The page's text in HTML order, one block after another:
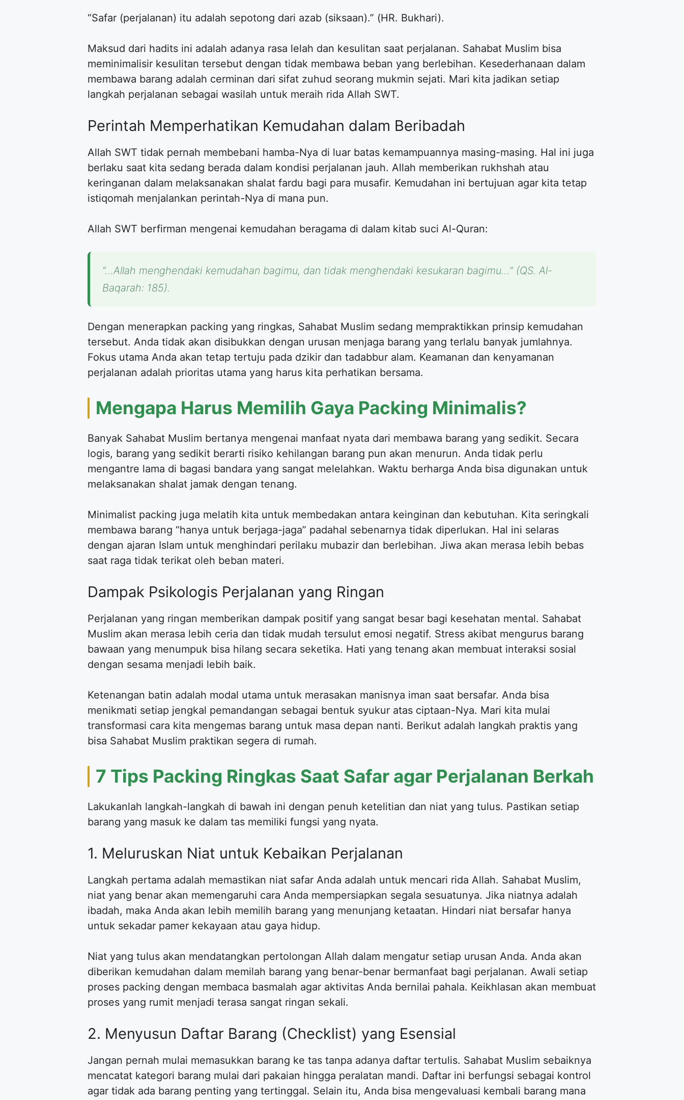
“Safar (perjalanan) itu adalah sepotong dari azab (siksaan).” (HR. Bukhari).
Maksud dari hadits ini adalah adanya rasa lelah dan kesulitan saat perjalanan. Sahabat Muslim bisa
meminimalisir kesulitan tersebut dengan tidak membawa beban yang berlebihan. Kesederhanaan dalam
membawa barang adalah cerminan dari sifat zuhud seorang mukmin sejati. Mari kita jadikan setiap
langkah perjalanan sebagai wasilah untuk meraih rida Allah SWT.
Perintah Memperhatikan Kemudahan dalam Beribadah
Allah SWT tidak pernah membebani hamba-Nya di luar batas kemampuannya masing-masing. Hal ini juga
berlaku saat kita sedang berada dalam kondisi perjalanan jauh. Allah memberikan rukhshah atau
keringanan dalam melaksanakan shalat fardu bagi para musafir. Kemudahan ini bertujuan agar kita tetap
istiqomah menjalankan perintah-Nya di mana pun.
Allah SWT berfirman mengenai kemudahan beragama di dalam kitab suci Al-Quran:
“…Allah menghendaki kemudahan bagimu, dan tidak menghendaki kesukaran bagimu…” (QS. Al-
Baqarah: 185).
Dengan menerapkan packing yang ringkas, Sahabat Muslim sedang mempraktikkan prinsip kemudahan
tersebut. Anda tidak akan disibukkan dengan urusan menjaga barang yang terlalu banyak jumlahnya.
Fokus utama Anda akan tetap tertuju pada dzikir dan tadabbur alam. Keamanan dan kenyamanan
perjalanan adalah prioritas utama yang harus kita perhatikan bersama.
Mengapa Harus Memilih Gaya Packing Minimalis?
Banyak Sahabat Muslim bertanya mengenai manfaat nyata dari membawa barang yang sedikit. Secara
logis, barang yang sedikit berarti risiko kehilangan barang pun akan menurun. Anda tidak perlu
mengantre lama di bagasi bandara yang sangat melelahkan. Waktu berharga Anda bisa digunakan untuk
melaksanakan shalat jamak dengan tenang.
Minimalist packing juga melatih kita untuk membedakan antara keinginan dan kebutuhan. Kita seringkali
membawa barang “hanya untuk berjaga-jaga” padahal sebenarnya tidak diperlukan. Hal ini selaras
dengan ajaran Islam untuk menghindari perilaku mubazir dan berlebihan. Jiwa akan merasa lebih bebas
saat raga tidak terikat oleh beban materi.
Dampak Psikologis Perjalanan yang Ringan
Perjalanan yang ringan memberikan dampak positif yang sangat besar bagi kesehatan mental. Sahabat
Muslim akan merasa lebih ceria dan tidak mudah tersulut emosi negatif. Stress akibat mengurus barang
bawaan yang menumpuk bisa hilang secara seketika. Hati yang tenang akan membuat interaksi sosial
dengan sesama menjadi lebih baik.
Ketenangan batin adalah modal utama untuk merasakan manisnya iman saat bersafar. Anda bisa
menikmati setiap jengkal pemandangan sebagai bentuk syukur atas ciptaan-Nya. Mari kita mulai
transformasi cara kita mengemas barang untuk masa depan nanti. Berikut adalah langkah praktis yang
bisa Sahabat Muslim praktikan segera di rumah.
7 Tips Packing Ringkas Saat Safar agar Perjalanan Berkah
Lakukanlah langkah-langkah di bawah ini dengan penuh ketelitian dan niat yang tulus. Pastikan setiap
barang yang masuk ke dalam tas memiliki fungsi yang nyata.
1. Meluruskan Niat untuk Kebaikan Perjalanan
Langkah pertama adalah memastikan niat safar Anda adalah untuk mencari rida Allah. Sahabat Muslim,
niat yang benar akan memengaruhi cara Anda mempersiapkan segala sesuatunya. Jika niatnya adalah
ibadah, maka Anda akan lebih memilih barang yang menunjang ketaatan. Hindari niat bersafar hanya
untuk sekadar pamer kekayaan atau gaya hidup.
Niat yang tulus akan mendatangkan pertolongan Allah dalam mengatur setiap urusan Anda. Anda akan
diberikan kemudahan dalam memilah barang yang benar-benar bermanfaat bagi perjalanan. Awali setiap
proses packing dengan membaca basmalah agar aktivitas Anda bernilai pahala. Keikhlasan akan membuat
proses yang rumit menjadi terasa sangat ringan sekali.
2. Menyusun Daftar Barang (Checklist) yang Esensial
Jangan pernah mulai memasukkan barang ke tas tanpa adanya daftar tertulis. Sahabat Muslim sebaiknya
mencatat kategori barang mulai dari pakaian hingga peralatan mandi. Daftar ini berfungsi sebagai kontrol
agar tidak ada barang penting yang tertinggal. Selain itu, Anda bisa mengevaluasi kembali barang mana